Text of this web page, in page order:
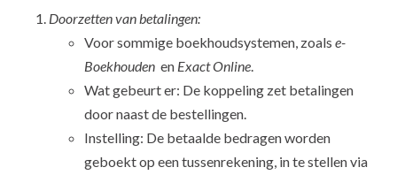
Doorzetten van betalingen:
Voor sommige boekhoudsystemen, zoals e-
Boekhouden en Exact Online.
Wat gebeurt er: De koppeling zet betalingen
door naast de bestellingen.
Instelling: De betaalde bedragen worden
geboekt op een tussenrekening, in te stellen via